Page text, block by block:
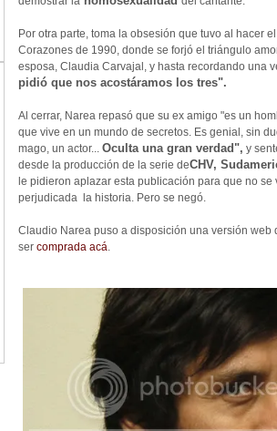
Por otra parte, toma la obsesión que tuvo al hacer
Corazones de 1990, donde se forjó el triángulo
esposa, Claudia Carvajal, y hasta recordando una
pidió que nos acostáramos los tres".
Al cerrar, Narea repasó que su ex amigo "es un
que vive en un mundo de secretos. Es genial, sin
mago, un actor... Oculta una gran verdad", y
desde la producción de la serie deCHV,
le pidieron aplazar esta publicación para que no se
perjudicada la historia. Pero se negó.
Claudio Narea puso a disposición una versión web
ser comprada acá.